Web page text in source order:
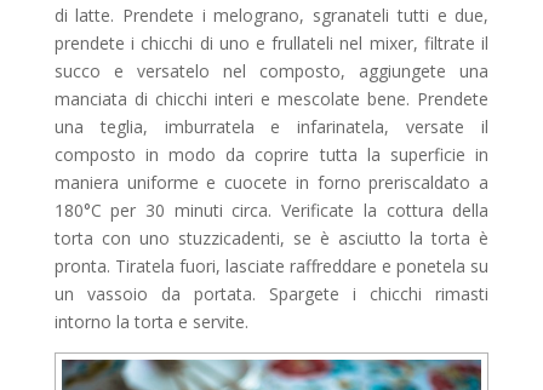
di latte. Prendete i melograno, sgranateli tutti e due,
prendete i chicchi di uno e frullateli nel mixer, filtrate il
succo e versatelo nel composto, aggiungete una
manciata di chicchi interi e mescolate bene. Prendete
una teglia, imburratela e infarinatela, versate il
composto in modo da coprire tutta la superficie in
maniera uniforme e cuocete in forno preriscaldato a
180°C per 30 minuti circa. Verificate la cottura della
torta con uno stuzzicadenti, se è asciutto la torta è
pronta. Tiratela fuori, lasciate raffreddare e ponetela su
un vassoio da portata. Spargete i chicchi rimasti
intorno la torta e servite.